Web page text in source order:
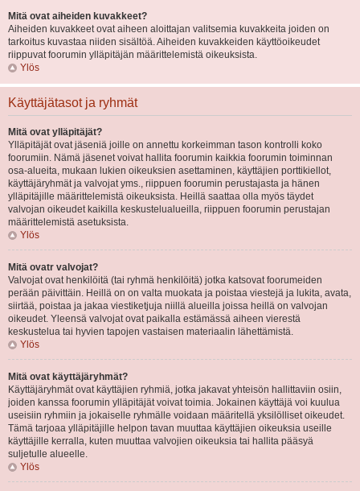
Mitä ovat aiheiden kuvakkeet?
Aiheiden kuvakkeet ovat aiheen aloittajan valitsemia kuvakkeita joiden on
tarkoitus kuvastaa niiden sisältöä. Aiheiden kuvakkeiden käyttöoikeudet
riippuvat foorumin ylläpitäjän määrittelemistä oikeuksista.
Ylös
Käyttäjätasot ja ryhmät
Mitä ovat ylläpitäjät?
Ylläpitäjät ovat jäseniä joille on annettu korkeimman tason kontrolli koko
foorumiin. Nämä jäsenet voivat hallita foorumin kaikkia foorumin toiminnan
osa-alueita, mukaan lukien oikeuksien asettaminen, käyttäjien porttikiellot,
käyttäjäryhmät ja valvojat yms., riippuen foorumin perustajasta ja hänen
ylläpitäjille määrittelemistä oikeuksista. Heillä saattaa olla myös täydet
valvojan oikeudet kaikilla keskustelualueilla, riippuen foorumin perustajan
määrittelemistä asetuksista.
Ylös
Mitä ovatr valvojat?
Valvojat ovat henkilöitä (tai ryhmä henkilöitä) jotka katsovat foorumeiden
perään päivittäin. Heillä on on valta muokata ja poistaa viestejä ja lukita, avata,
siirtää, poistaa ja jakaa viestiketjuja niillä alueilla joissa heillä on valvojan
oikeudet. Yleensä valvojat ovat paikalla estämässä aiheen vierestä
keskustelua tai hyvien tapojen vastaisen materiaalin lähettämistä.
Ylös
Mitä ovat käyttäjäryhmät?
Käyttäjäryhmät ovat käyttäjien ryhmiä, jotka jakavat yhteisön hallittaviin osiin,
joiden kanssa foorumin ylläpitäjät voivat toimia. Jokainen käyttäjä voi kuulua
useisiin ryhmiin ja jokaiselle ryhmälle voidaan määritellä yksilölliset oikeudet.
Tämä tarjoaa ylläpitäjille helpon tavan muuttaa käyttäjien oikeuksia useille
käyttäjille kerralla, kuten muuttaa valvojien oikeuksia tai hallita pääsyä
suljetulle alueelle.
Ylös